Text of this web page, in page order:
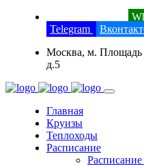
Telegram
Москва, м. Площадь
д.5
Главная
Круизы
Теплоходы
Расписание
Расписание